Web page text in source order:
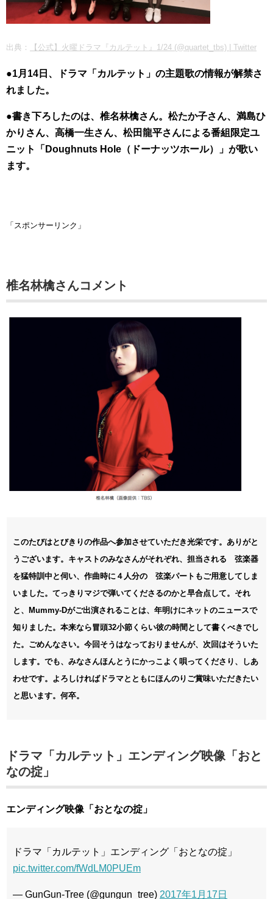
出典： 【公式】火曜ドラマ『カルテット』1/24 (@quartet_tbs) | Twitter
●1月14日、ドラマ「カルテット」の主題歌の情報が解禁さ
れました。
●書き下ろしたのは、椎名林檎さん。松たか子さん、満島ひ
かりさん、高橋一生さん、松田龍平さんによる番組限定ユ
ニット「Doughnuts Hole（ドーナッツホール）」が歌い
ます。
「スポンサーリンク」
椎名林檎さんコメント
このたびはとびきりの作品へ参加させていただき光栄です。ありがと
うございます。キャストのみなさんがそれぞれ、担当される 弦楽器
を猛特訓中と伺い、作曲時に４人分の 弦楽パートもご用意してしま
いました。てっきりマジで弾いてくださるのかと早合点して。それ
と、Mummy-Dがご出演されることは、年明けにネットのニュースで
知りました。本来なら冒頭32小節くらい彼の時間として書くべきでし
た。ごめんなさい。今回そうはなっておりませんが、次回はそういた
します。でも、みなさんほんとうにかっこよく唄ってくださり、しあ
わせです。よろしければドラマとともにほんのりご賞味いただきたい
と思います。何卒。
ドラマ「カルテット」エンディング映像「おと
なの掟」
エンディング映像「おとなの掟」
ドラマ「カルテット」エンディング「おとなの掟」
pic.twitter.com/fWdLM0PUEm
— GunGun-Tree (@gungun_tree) 2017年1月17日